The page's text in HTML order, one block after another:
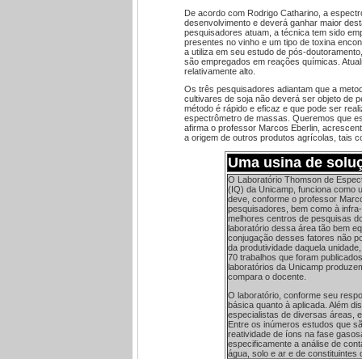
De acordo com Rodrigo Catharino, a
desenvolvimento e deverá ganhar maior
pesquisadores atuam, a técnica tem sido
presentes no vinho e um tipo de toxina
a utiliza em seu estudo de pós-
são empregados em reações químicas.
relativamente alto.
Os três pesquisadores adiantam que a
cultivares de soja não deverá ser objeto de
método é rápido e eficaz e que pode ser
espectrômetro de massas. Queremos que
afirma o professor Marcos Eberlin,
a origem de outros produtos agrícolas, tais
Uma usina de
O Laboratório Thomson de
(IQ) da Unicamp, funciona como
deve, conforme o professor
pesquisadores, bem como à
melhores centros de pesquisas
laboratório dessa área tão bem
conjugação desses fatores não
da produtividade daquela
70 trabalhos que foram
laboratórios da Unicamp
compara o docente.
O laboratório, conforme seu
básica quanto à aplicada. Além
especialistas de diversas áreas,
Entre os inúmeros estudos que
reatividade de íons na fase
especificamente a análise de
água, solo e ar e de constituintes